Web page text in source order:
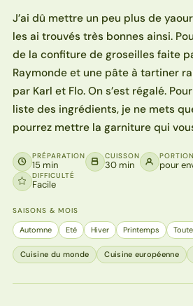
J’ai dû mettre un peu plus de
les ai trouvés très bonnes ainsi.
de la confiture de groseilles faite
Raymonde et une pâte à tartiner
par Karl et Flo. On s’est régalé.
liste des ingrédients, je ne mets
pourrez mettre la garniture qui
PRÉPARATION
15 min
CUISSON
30 min pour
DIFFICULTÉ
Facile
SAISONS & MOIS
Automne Eté Hiver Printemps
Cuisine du monde Cuisine européenne